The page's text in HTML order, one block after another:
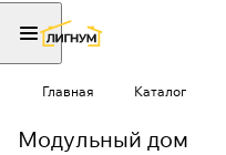
Главная Каталог
Модульный дом